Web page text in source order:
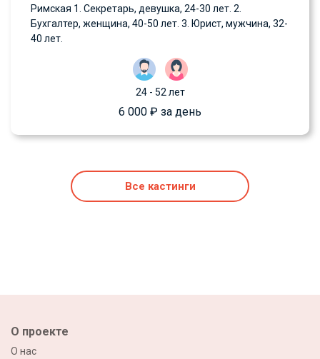
Римская 1. Секретарь, девушка, 24-30 лет. 2.
Бухгалтер, женщина, 40-50 лет. 3. Юрист, мужчина, 32-
40 лет.
24 - 52 лет
6 000 ₽ за день
Все кастинги
О проекте
О нас